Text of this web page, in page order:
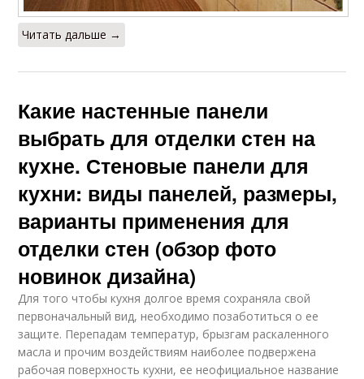
Читать дальше →
Какие настенные панели
выбрать для отделки стен на
кухне. Стеновые панели для
кухни: виды панелей, размеры,
варианты применения для
отделки стен (обзор фото
новинок дизайна)
Для того чтобы кухня долгое время сохраняла свой
первоначальный вид, необходимо позаботиться о ее
защите. Перепадам температур, брызгам раскаленного
масла и прочим воздействиям наиболее подвержена
рабочая поверхность кухни, ее неофициальное название